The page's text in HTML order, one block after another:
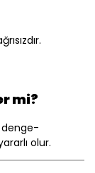
mi?
denge-
olur.